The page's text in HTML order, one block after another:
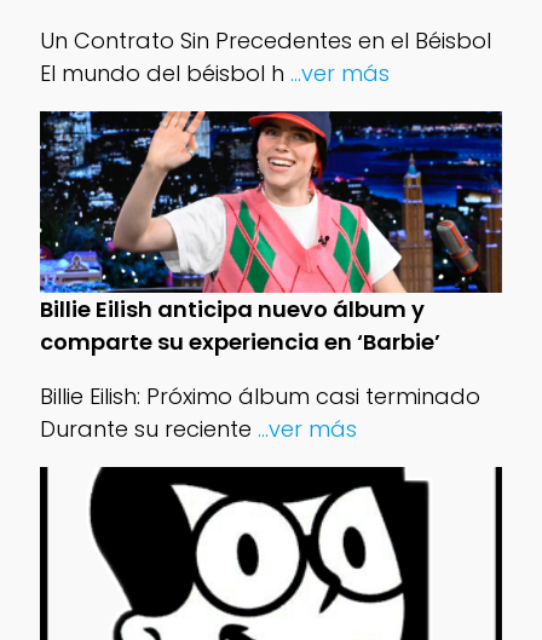
Un Contrato Sin Precedentes en el Béisbol
El mundo del béisbol h ...ver más
Billie Eilish anticipa nuevo álbum y
comparte su experiencia en ‘Barbie’
Billie Eilish: Próximo álbum casi terminado
Durante su reciente ...ver más